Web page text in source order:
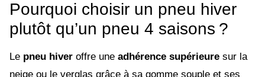
Pourquoi choisir un pneu hiver
plutôt qu’un pneu 4 saisons ?
Le pneu hiver offre une adhérence supérieure sur la
neige ou le verglas grâce à sa gomme souple et ses